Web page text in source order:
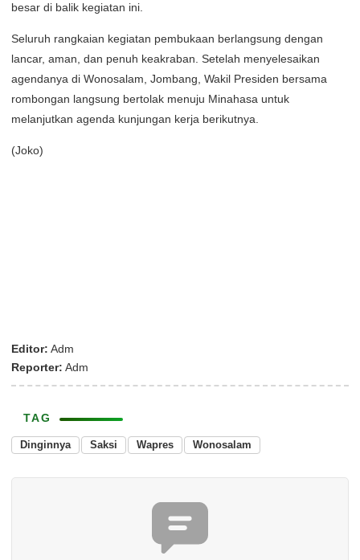
besar di balik kegiatan ini.
Seluruh rangkaian kegiatan pembukaan berlangsung dengan
lancar, aman, dan penuh keakraban. Setelah menyelesaikan
agendanya di Wonosalam, Jombang, Wakil Presiden bersama
rombongan langsung bertolak menuju Minahasa untuk
melanjutkan agenda kunjungan kerja berikutnya.
(Joko)
Editor: Adm
Reporter: Adm
TAG
Dinginnya Saksi Wapres Wonosalam